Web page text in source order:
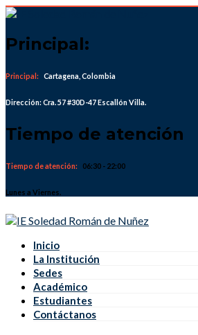
Skip
content
Principal:
Principal: Cartagena, Colombia
Dirección: Cra. 57 #30D-47 Escallón Villa.
Tiempo de atención
Tiempo de atención: 06:30 - 22:00
Lunes a Viernes.
Inicio
La Institución
Sedes
Académico
Estudiantes
Contáctanos